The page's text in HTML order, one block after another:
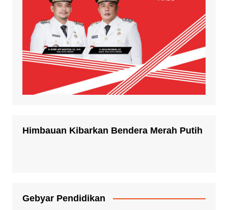
Himbauan Kibarkan Bendera Merah Putih
Gebyar Pendidikan